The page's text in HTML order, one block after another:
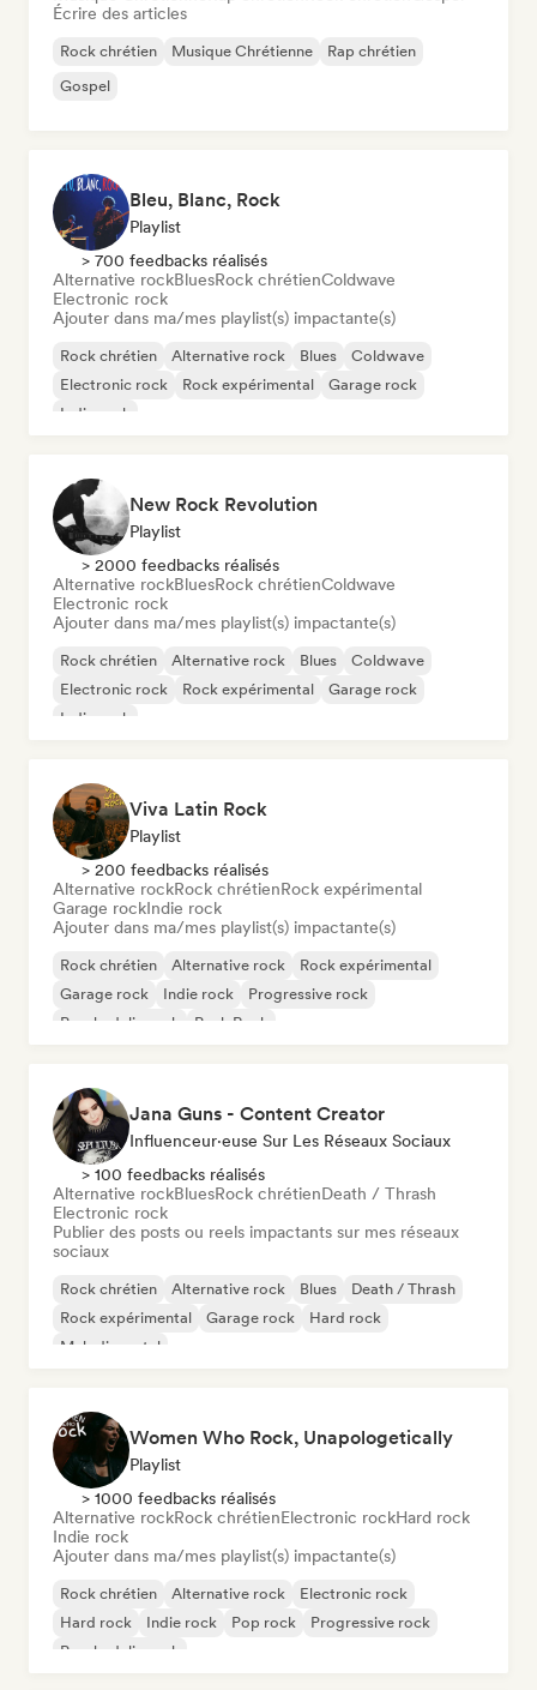
Écrire des articles
Rock chrétien Musique Chrétienne
Rap chrétien
Gospel
Bleu, Blanc, Rock
Playlist
> 700 feedbacks réalisés
Alternative rockBluesRock chrétienColdwave
Electronic rock
Ajouter dans ma/mes playlist(s) impactante(s)
Rock chrétien Alternative rock Blues
Coldwave
Electronic rock
Rock expérimental
Garage rock
Indie rock
New Rock Revolution
Playlist
> 2000 feedbacks réalisés
Alternative rockBluesRock chrétienColdwave
Electronic rock
Ajouter dans ma/mes playlist(s) impactante(s)
Rock chrétien Alternative rock Blues
Coldwave
Electronic rock
Rock expérimental
Garage rock
Indie rock
Viva Latin Rock
Playlist
> 200 feedbacks réalisés
Alternative rockRock chrétienRock expérimental
Garage rockIndie rock
Ajouter dans ma/mes playlist(s) impactante(s)
Rock chrétien Alternative rock
Rock expérimental
Garage rock
Indie rock
Progressive rock
Psychedelic rock
Punk Rock
Jana Guns - Content Creator
Influenceur·euse Sur Les Réseaux Sociaux
> 100 feedbacks réalisés
Alternative rockBluesRock chrétienDeath / Thrash
Electronic rock
Publier des posts ou reels impactants sur mes réseaux
sociaux
Rock chrétien Alternative rock Blues
Death / Thrash
Rock expérimental
Garage rock
Hard rock
Melodic metal
Women Who Rock, Unapologetically
Playlist
> 1000 feedbacks réalisés
Alternative rockRock chrétienElectronic rockHard rock
Indie rock
Ajouter dans ma/mes playlist(s) impactante(s)
Rock chrétien Alternative rock
Electronic rock
Hard rock
Indie rock Pop rock
Progressive rock
Psychedelic rock